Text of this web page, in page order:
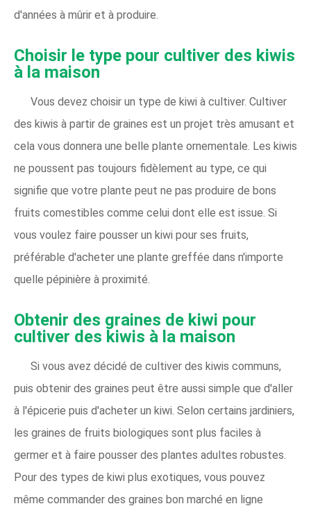
d'années à mûrir et à produire.
Choisir le type pour cultiver des kiwis
à la maison
Vous devez choisir un type de kiwi à cultiver. Cultiver
des kiwis à partir de graines est un projet très amusant et
cela vous donnera une belle plante ornementale. Les kiwis
ne poussent pas toujours fidèlement au type, ce qui
signifie que votre plante peut ne pas produire de bons
fruits comestibles comme celui dont elle est issue. Si
vous voulez faire pousser un kiwi pour ses fruits,
préférable d'acheter une plante greffée dans n'importe
quelle pépinière à proximité.
Obtenir des graines de kiwi pour
cultiver des kiwis à la maison
Si vous avez décidé de cultiver des kiwis communs,
puis obtenir des graines peut être aussi simple que d'aller
à l'épicerie puis d'acheter un kiwi. Selon certains jardiniers,
les graines de fruits biologiques sont plus faciles à
germer et à faire pousser des plantes adultes robustes.
Pour des types de kiwi plus exotiques, vous pouvez
même commander des graines bon marché en ligne